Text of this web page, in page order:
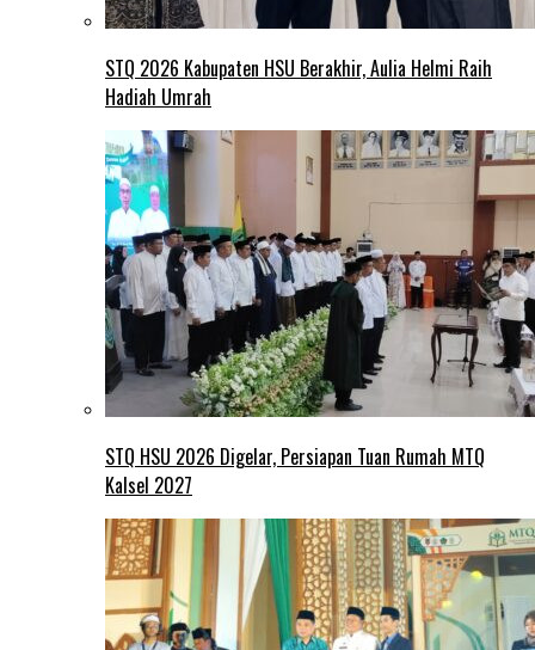
STQ 2026 Kabupaten HSU Berakhir, Aulia Helmi Raih
Hadiah Umrah
STQ HSU 2026 Digelar, Persiapan Tuan Rumah MTQ
Kalsel 2027